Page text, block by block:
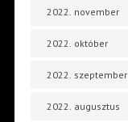
2022. november
2022. október
2022. szeptember
2022. augusztus